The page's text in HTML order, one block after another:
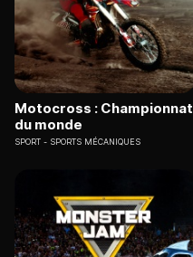
Motocross : Championnat
du monde
SPORT SPORTS MÉCANIQUES